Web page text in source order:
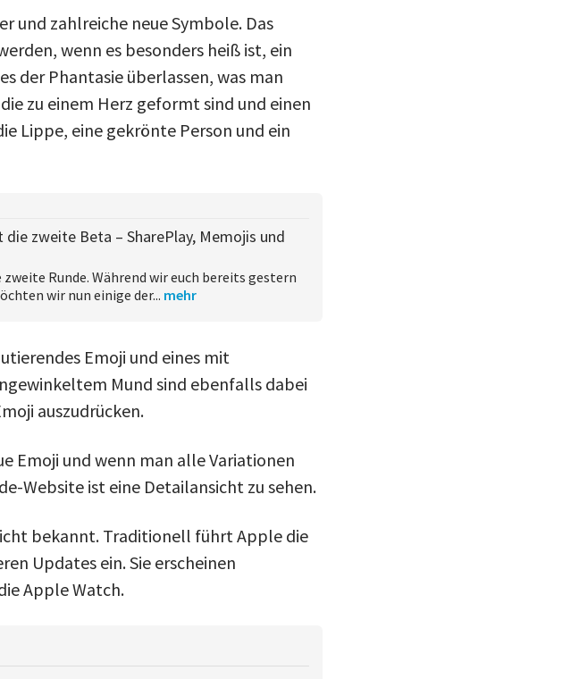
und zahlreiche neue Symbole. Das
wenn es besonders heiß ist, ein
der Phantasie überlassen, was man
zu einem Herz geformt sind und einen
Lippe, eine gekrönte Person und ein
die zweite Beta – SharePlay, Memojis und
zweite Runde. Während wir euch bereits gestern
wir nun einige der... mehr
Emoji und eines mit
Mund sind ebenfalls dabei
auszudrücken.
Emoji und wenn man alle Variationen
Website ist eine Detailansicht zu sehen.
bekannt. Traditionell führt Apple die
Updates ein. Sie erscheinen
Apple Watch.